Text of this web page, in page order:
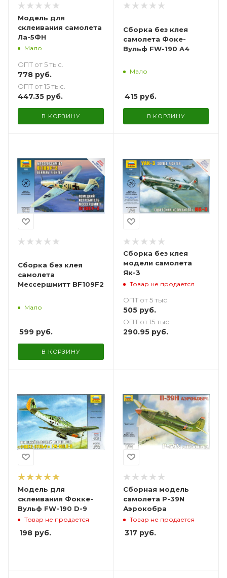
Модель для
склеивания самолета
Ла-5ФН
Мало
ОПТ от 5 тыс.
778 руб.
ОПТ от 15 тыс.
447.35 руб.
В КОРЗИНУ
Сборка без клея
самолета Фоке-
Вульф FW-190 A4
Мало
415руб.
В КОРЗИНУ
Сборка без клея
самолета
Мессершмитт BF109F2
Мало
599 руб.
В КОРЗИНУ
Сборка без клея
модели самолета
Як-3
Товар не продается
ОПТ от 5 тыс.
505руб.
ОПТ от 15 тыс.
290.95руб.
Модель для
склеивания Фокке-
Вульф FW-190 D-9
Товар не продается
198 руб.
Сборная модель
самолета P-39N
Аэрокобра
Товар не продается
317 руб.